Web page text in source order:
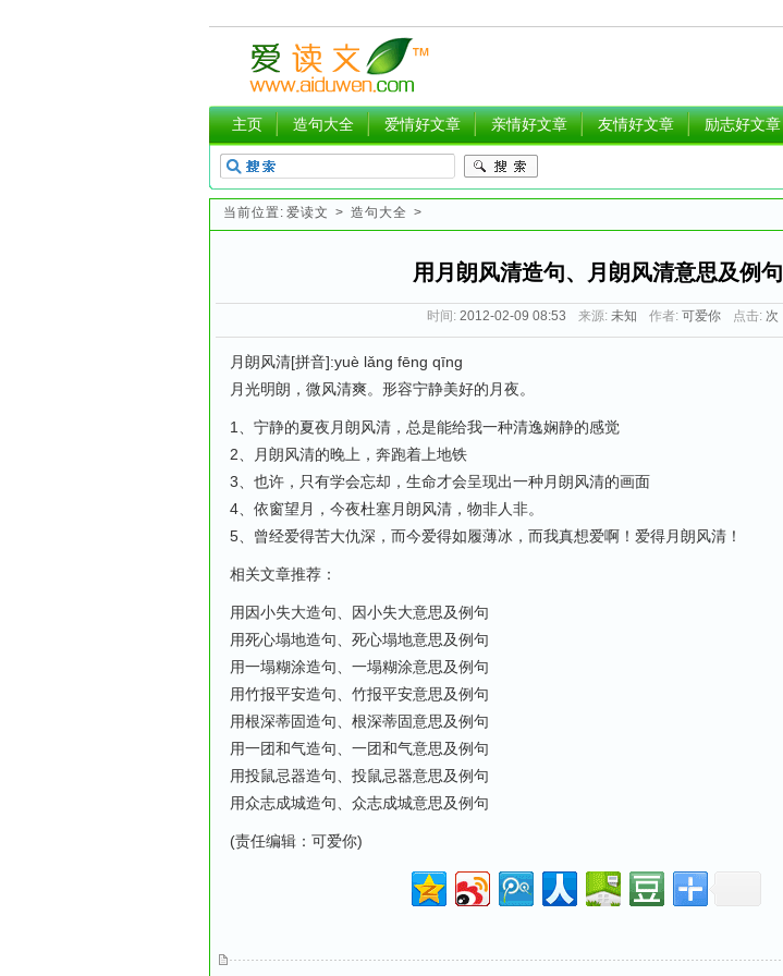
主页 造句大全 爱情好文章 亲情好文章 友情好文章 励志好文章
当前位置: 爱读文 > 造句大全 >
用月朗风清造句、月朗风清意思及例句
时间: 2012-02-09 08:53 来源: 未知 作者: 可爱你 点击: 次
月朗风清[拼音]:yuè lǎng fēng qīng
月光明朗，微风清爽。形容宁静美好的月夜。
1、宁静的夏夜月朗风清，总是能给我一种清逸娴静的感觉
2、月朗风清的晚上，奔跑着上地铁
3、也许，只有学会忘却，生命才会呈现出一种月朗风清的画面
4、依窗望月，今夜杜塞月朗风清，物非人非。
5、曾经爱得苦大仇深，而今爱得如履薄冰，而我真想爱啊！爱得月朗风清！
相关文章推荐：
用因小失大造句、因小失大意思及例句
用死心塌地造句、死心塌地意思及例句
用一塌糊涂造句、一塌糊涂意思及例句
用竹报平安造句、竹报平安意思及例句
用根深蒂固造句、根深蒂固意思及例句
用一团和气造句、一团和气意思及例句
用投鼠忌器造句、投鼠忌器意思及例句
用众志成城造句、众志成城意思及例句
(责任编辑：可爱你)